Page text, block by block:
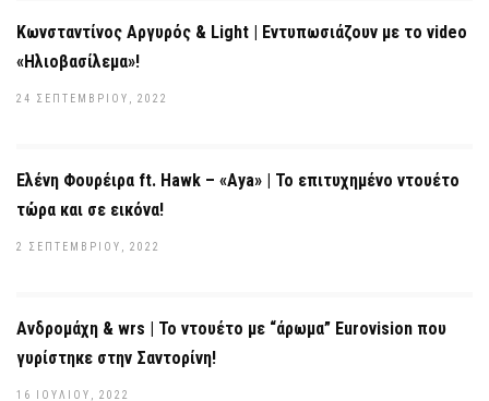
Κωνσταντίνος Αργυρός & Light | Εντυπωσιάζουν με το video
«Ηλιοβασίλεμα»!
24 ΣΕΠΤΕΜΒΡΊΟΥ, 2022
Ελένη Φουρέιρα ft. Hawk – «Aya» | Το επιτυχημένο ντουέτο
τώρα και σε εικόνα!
2 ΣΕΠΤΕΜΒΡΊΟΥ, 2022
Ανδρομάχη & wrs | Το ντουέτο με “άρωμα” Eurovision που
γυρίστηκε στην Σαντορίνη!
16 ΙΟΥΛΊΟΥ, 2022